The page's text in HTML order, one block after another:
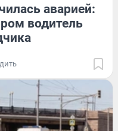
аварией:
водитель